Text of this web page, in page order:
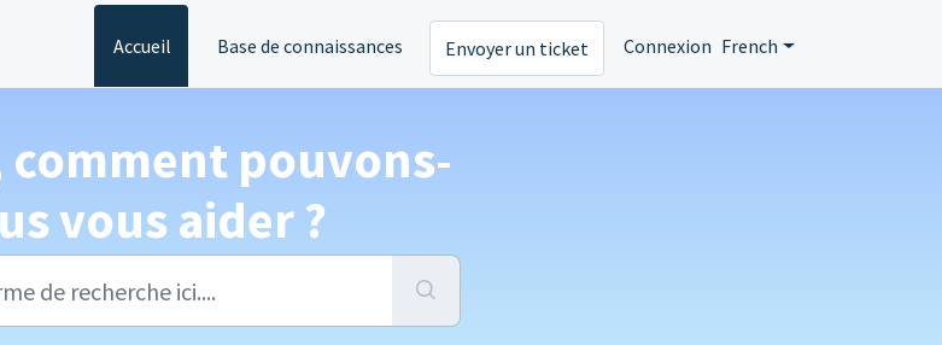
Accueil Base de connaissances Envoyer un ticket Connexion French
comment pouvons-
vous aider ?